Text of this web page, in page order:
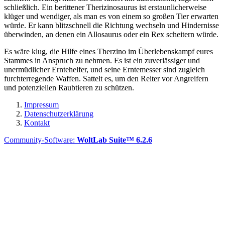
schließlich. Ein berittener Therizinosaurus ist erstaunlicherweise
klüger und wendiger, als man es von einem so großen Tier erwarten
würde. Er kann blitzschnell die Richtung wechseln und Hindernisse
überwinden, an denen ein Allosaurus oder ein Rex scheitern würde.
Es wäre klug, die Hilfe eines Therzino im Überlebenskampf eures
Stammes in Anspruch zu nehmen. Es ist ein zuverlässiger und
unermüdlicher Erntehelfer, und seine Erntemesser sind zugleich
furchterregende Waffen. Sattelt es, um den Reiter vor Angreifern
und potenziellen Raubtieren zu schützen.
Impressum
Datenschutzerklärung
Kontakt
Community-Software: WoltLab Suite™ 6.2.6